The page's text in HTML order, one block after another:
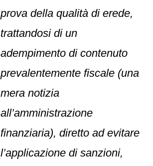
prova della qualità di erede,
trattandosi di un
adempimento di contenuto
prevalentemente fiscale (una
mera notizia
all’amministrazione
finanziaria), diretto ad evitare
l’applicazione di sanzioni,